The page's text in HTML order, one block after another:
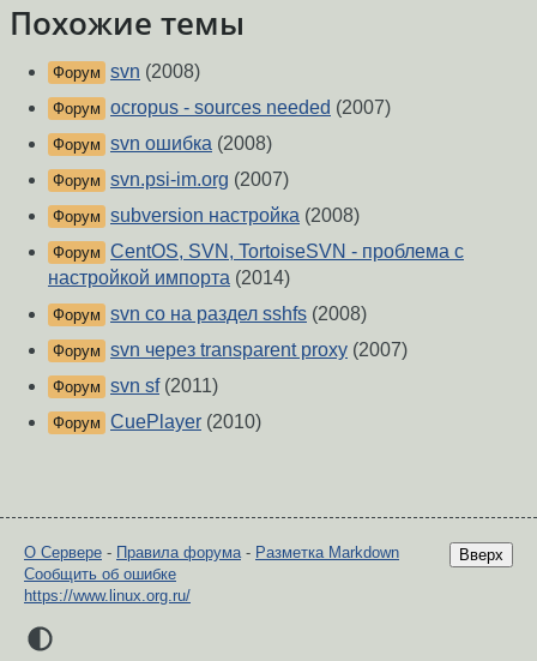
Похожие темы
Форум svn (2008)
Форум ocropus - sources needed (2007)
Форум svn ошибка (2008)
Форум svn.psi-im.org (2007)
Форум subversion настройка (2008)
Форум CentOS, SVN, TortoiseSVN - проблема с
настройкой импорта (2014)
Форум svn co на раздел sshfs (2008)
Форум svn через transparent proxy (2007)
Форум svn sf(2011)
Форум CuePlayer (2010)
Вверх
О Сервере - Правила форума- Разметка Markdown
Сообщить об ошибке
https://www.linux.org.ru/